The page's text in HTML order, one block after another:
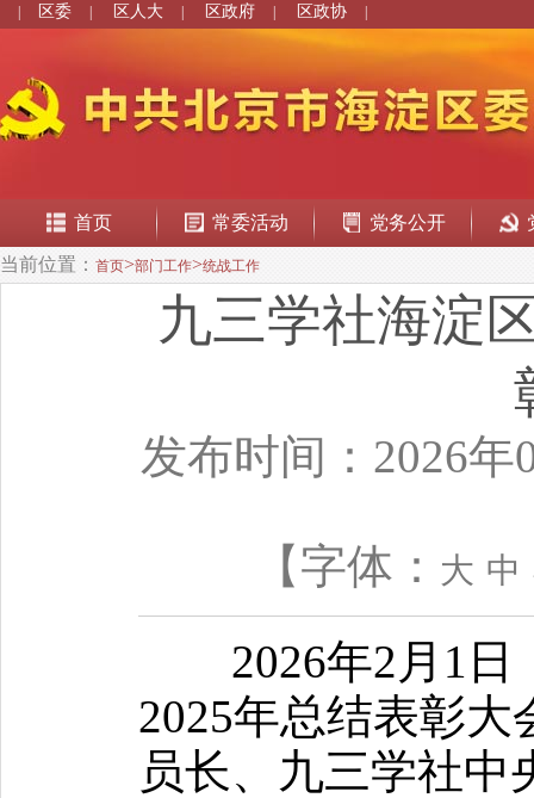
区委 区人大 区政府 区政协
首页 常委活动 党务公开
当前位置： 首页>部门工作>统战工作
九三学社海淀
发布时间：2026年
【字体： 大 中
2026年2月1日
2025年总结表彰
员长、九三学社中